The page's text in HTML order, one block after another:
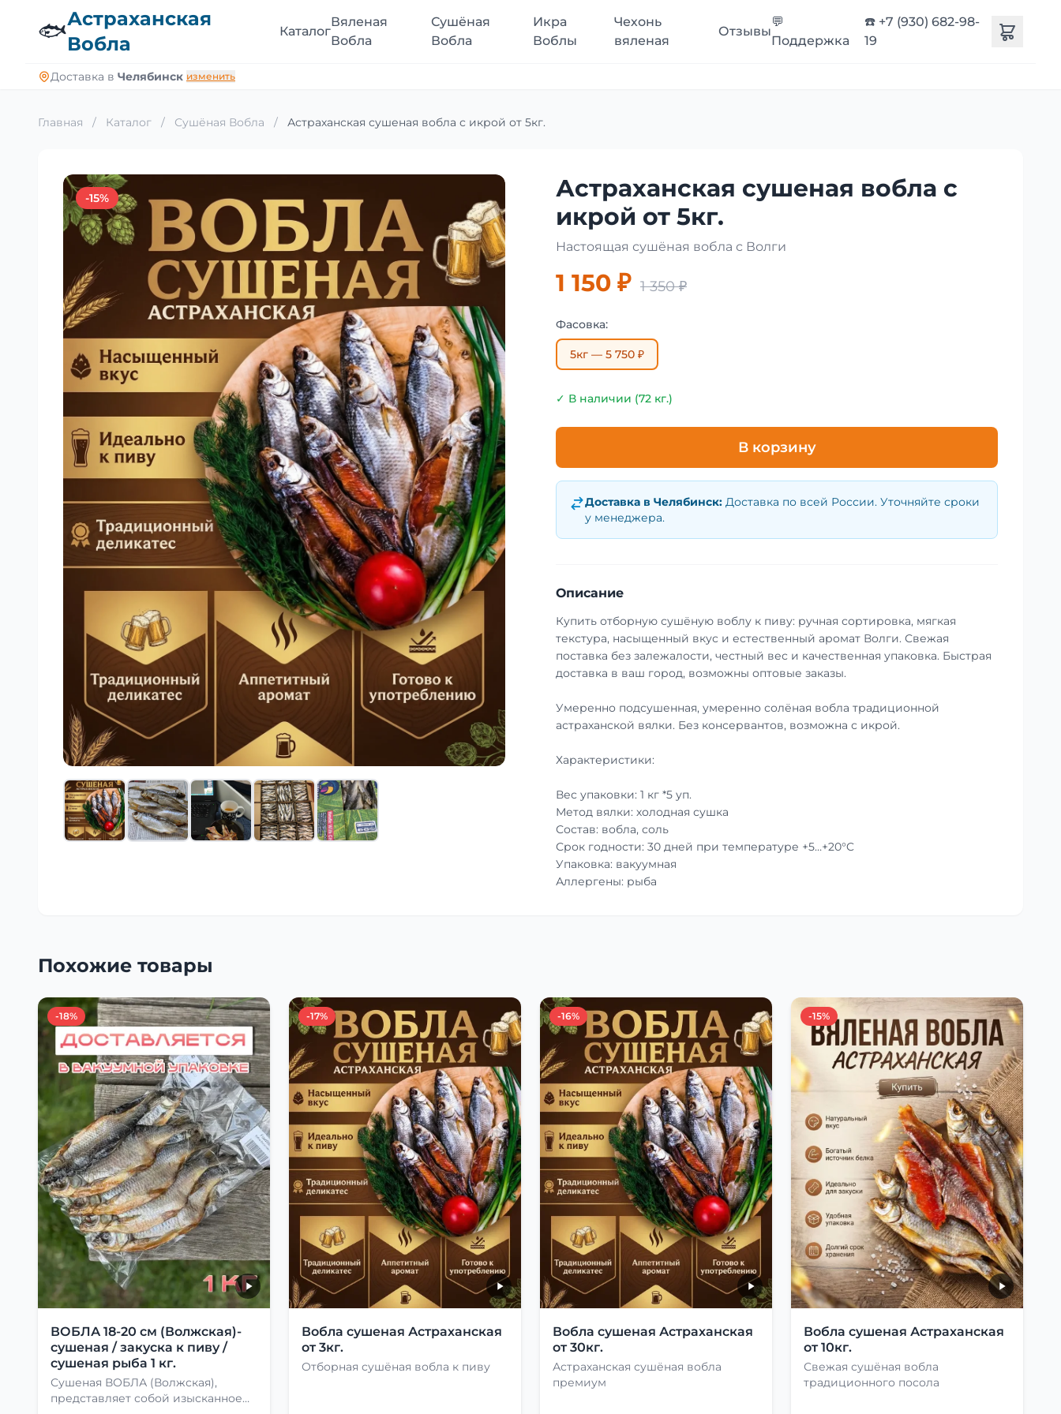
🐟Астраханская
Вобла
Каталог
Вяленая
Вобла
Сушёная
Вобла
Икра
Воблы
Чехонь
вяленая
Отзывы
💬
Поддержка
☎️ +7 (930) 682-98-
19
Доставка в Челябинск изменить
Главная / Каталог / Сушёная Вобла / Астраханская сушеная вобла с икрой от 5кг.
-15%
Астраханская сушеная вобла с
икрой от 5кг.
Настоящая сушёная вобла с Волги
1 150 ₽ 1 350 ₽
Фасовка:
5кг — 5 750 ₽
✓ В наличии (72 кг.)
В корзину
Доставка в Челябинск: Доставка по всей России. Уточняйте сроки
у менеджера.
Описание
Купить отборную сушёную воблу к пиву: ручная сортировка, мягкая
текстура, насыщенный вкус и естественный аромат Волги. Свежая
поставка без залежалости, честный вес и качественная упаковка. Быстрая
доставка в ваш город, возможны оптовые заказы.
Умеренно подсушенная, умеренно солёная вобла традиционной
астраханской вялки. Без консервантов, возможна с икрой.
Характеристики:
Вес упаковки: 1 кг *5 уп.
Метод вялки: холодная сушка
Состав: вобла, соль
Срок годности: 30 дней при температуре +5…+20°C
Упаковка: вакуумная
Аллергены: рыба
Похожие товары
-18%
ВОБЛА 18-20 см (Волжская)-
сушеная / закуска к пиву /
сушеная рыба 1 кг.
Сушеная ВОБЛА (Волжская),
представляет собой изысканное
-17%
Вобла сушеная Астраханская
от 3кг.
Отборная сушёная вобла к пиву
-16%
Вобла сушеная Астраханская
от 30кг.
Астраханская сушёная вобла
премиум
-15%
Вобла сушеная Астраханская
от 10кг.
Свежая сушёная вобла
традиционного посола